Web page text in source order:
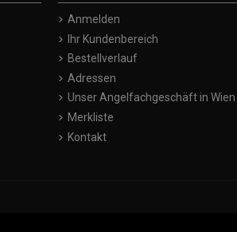
Anmelden
Ihr Kundenbereich
Bestellverlauf
Adressen
Unser Angelfachgeschäft in Wien
Merkliste
Kontakt